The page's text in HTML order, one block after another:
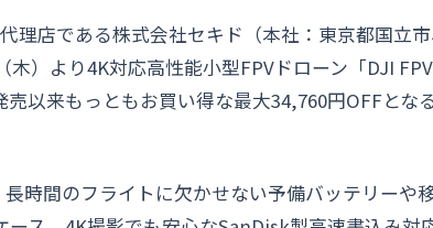
理店である株式会社セキド（本社：東京都国立
木）より4K対応高性能小型FPVドローン「DJI
売以来もっともお買い得な最大34,760円OFFとな
長時間のフライトに欠かせない予備バッテリーや